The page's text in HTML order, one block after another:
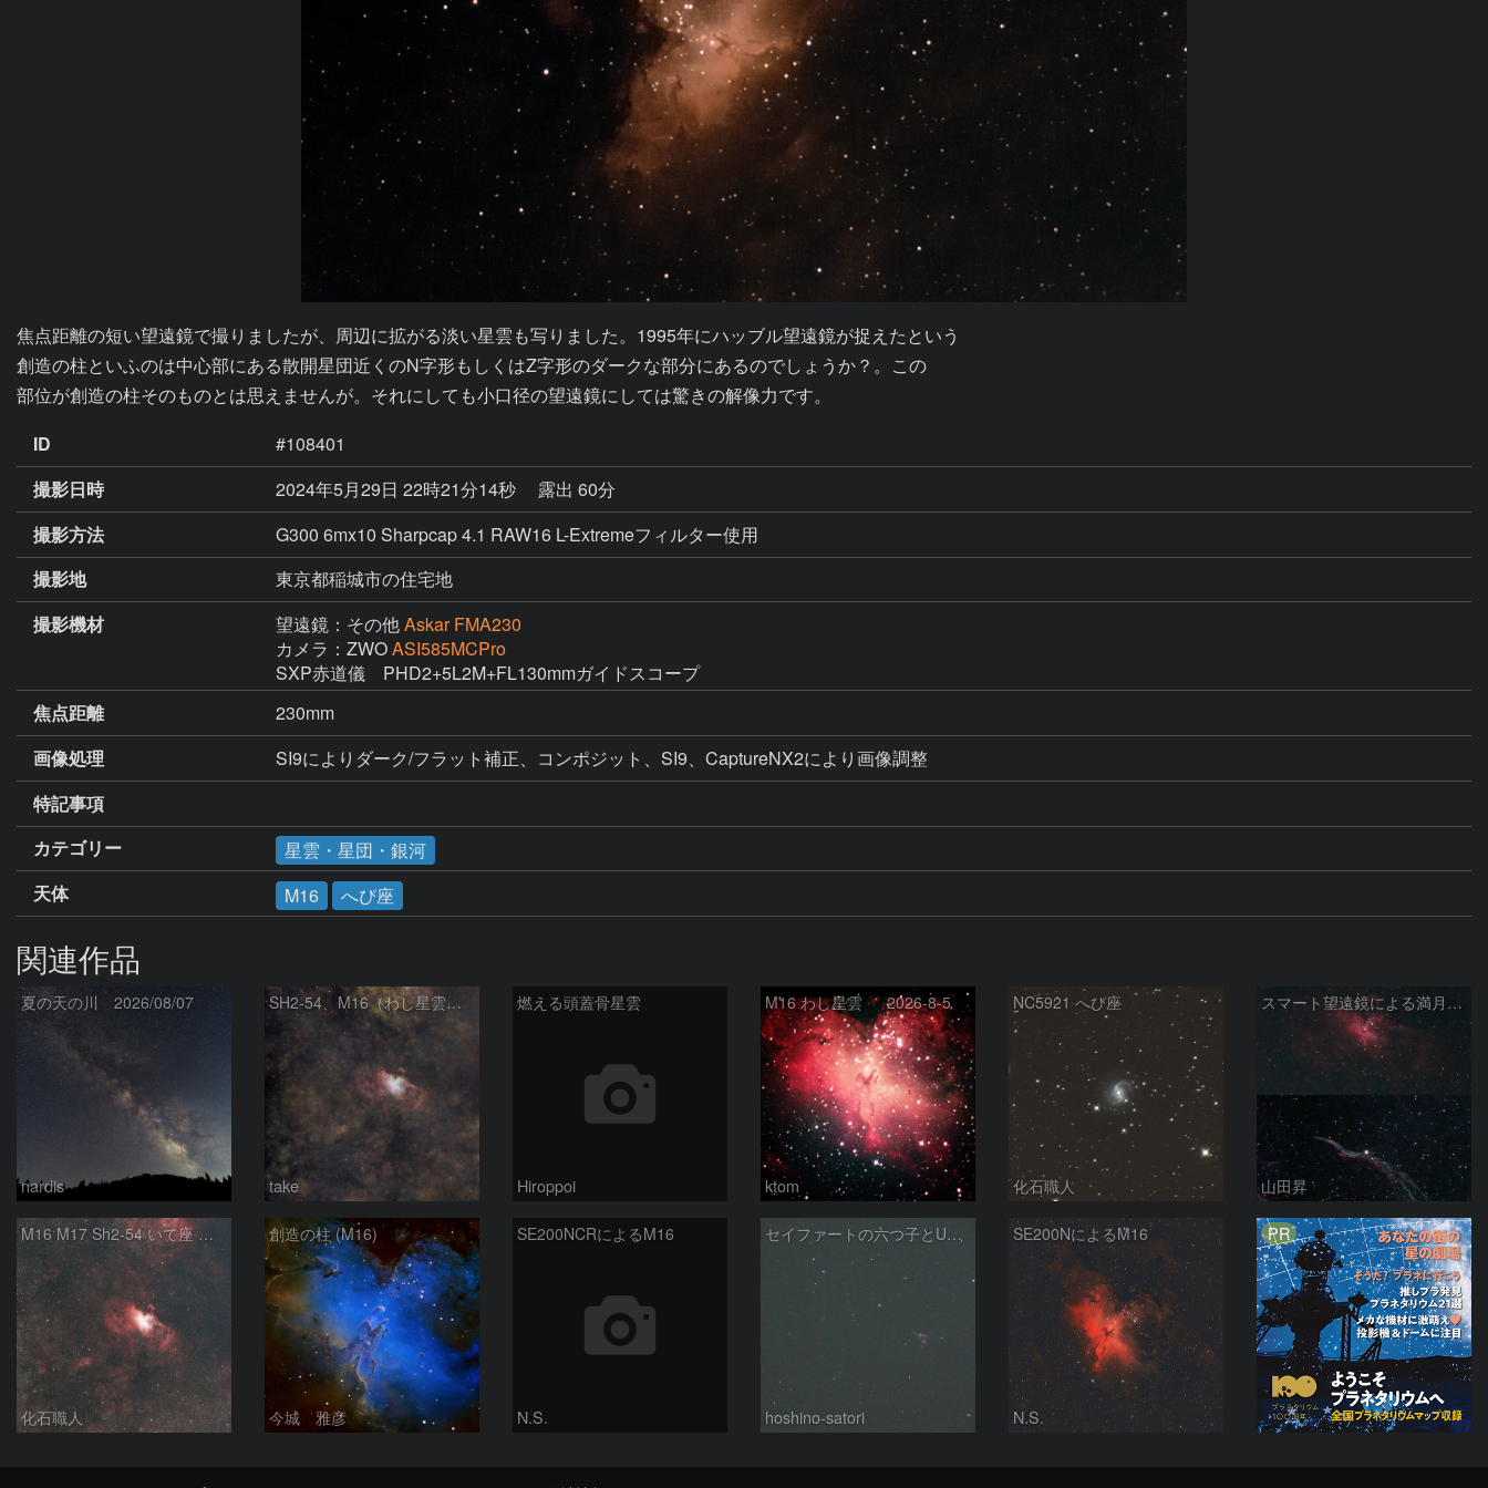
焦点距離の短い望遠鏡で撮りましたが、周辺に拡がる淡い星雲も写りました。1995年にハッブル望遠鏡が捉えたという
創造の柱といふのは中心部にある散開星団近くのN字形もしくはZ字形のダークな部分にあるのでしょうか？。この
部位が創造の柱そのものとは思えませんが。それにしても小口径の望遠鏡にしては驚きの解像力です。
ID
#108401
撮影日時
2024年5月29日 22時21分14秒
露出 60分
撮影方法
G300 6mx10 Sharpcap 4.1 RAW16 L-Extremeフィルター使用
撮影地
東京都稲城市の住宅地
撮影機材
望遠鏡：その他Askar FMA230
カメラ：ZWOASI585MCPro
SXP赤道儀　PHD2+5L2M+FL130mmガイドスコープ
焦点距離
230mm
画像処理
特記事項
カテゴリー
星雲・星団・銀河
天体
M16 へび座
関連作品
夏の天の川 2026/08/07
nardis
SH2‑54、M16（わし星雲）、M17（オメガ星雲）
take
燃える頭蓋骨星雲
Hiroppoi
M16 わし星雲 2026-8-5
ktom
NC5921 へび座
化石職人
スマート望遠鏡による満月下の星雲（M16,NGC6960）
山田昇
M16 M17 Sh2-54 いて座 へび座
化石職人
創造の柱 (M16)
今城 雅彦
SE200NCRによるM16
N.S.
セイファートの六つ子とUGC10127
hoshino-satori
SE200NによるM16
N.S.
PR